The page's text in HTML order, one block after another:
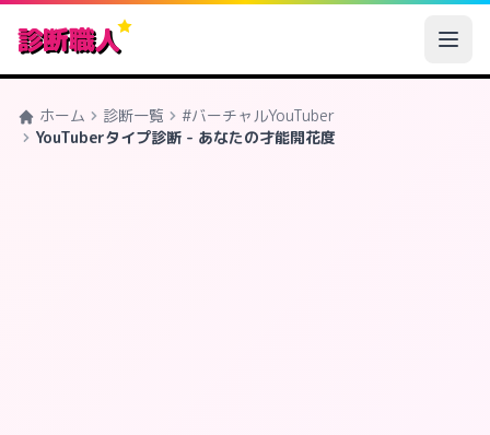
診断職人
ホーム 診断一覧
#バーチャルYouTuber
YouTuberタイプ診断 - あなたの才能開花度